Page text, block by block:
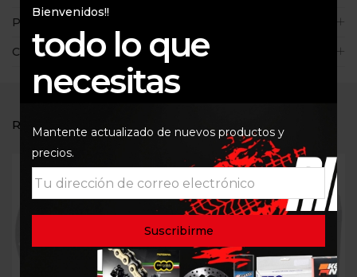
Políticas de la tienda
Consultas
RELATED PRODUCTS
Bienvenidos!!
todo lo que
necesitas
Mantente actualizado de nuevos productos y
precios.